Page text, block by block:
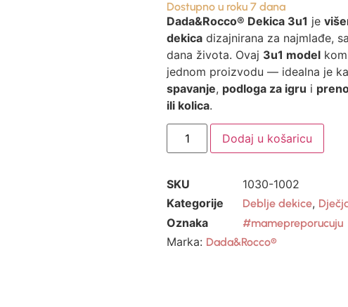
Dostupno u roku 7 dana
Dada&Rocco® Dekica 3u1 je
dekica dizajnirana za najmlađe,
dana života. Ovaj 3u1 model
jednom proizvodu — idealna je
spavanje, podloga za igru i
ili kolica.
Dodaj u košaricu
SKU
1030-1002
Kategorije
Deblje dekice,
Oznaka #mamepreporucuju
Marka: Dada&Rocco®